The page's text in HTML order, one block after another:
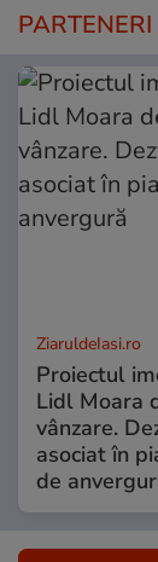
PARTENERI
ZiaruldeIasi.ro
Proiectul
Lidl Moara
vânzare.
asociat în
de